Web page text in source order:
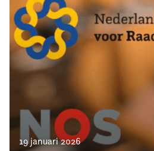
19 januari 2026